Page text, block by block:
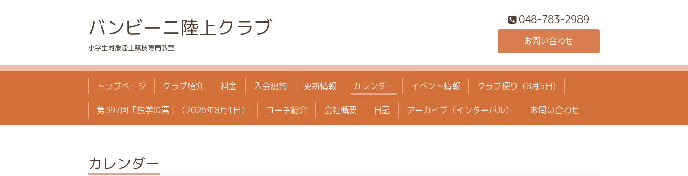
バンビーニ陸上クラブ
小学生対象陸上競技専門教室
048-783-2989
お問い合わせ
トップページ クラブ紹介 料金 入会規約 更新情報 カレンダー イベント情報 クラブ便り（8月5日)
第397回「独学の罠」（2026年8月1日） コーチ紹介 会社概要 日記 アーカイブ（インターバル） お問い合わせ
カレンダー